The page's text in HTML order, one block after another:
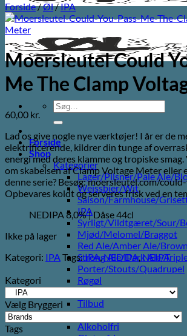
Søg
efter:
Forside
Shop
Kategorier
Lager/Pilsner/Pale Ale/
Weissbier/Wit
Saison/Farmhouse/
IPA
Syrligt/Vildtgæret/Sour/
Mjød/Melomel/Braggot
Red Ale/Amber Ale/
Strong Ale/Dark Ale/
Porter/Stouts/Quadrupel
Røgøl
Øl
Tilbud
6pack2go
Alkoholfri
Forside/Øl/IPA
Moersleutel Could
Me The Clamp
60,00 kr.
Lad os give nogle nye værktøjer! I år er de
elektrificerende, kildrer din tunge af
energi med deres klamme og tropiske
om skabelsen af ​​Clamp Voltage Meter eller
denne serie? Besøg: moersleutel.com/
Opbevares koldt og serveres frisk ved en
NEDIPA 8,0% | Dåse 44cl
Ikke på lager
Kategori: IPA Tags:IPA,NEDIPA,NEIPA
Kategori
Vælg Bryggeri
Tags